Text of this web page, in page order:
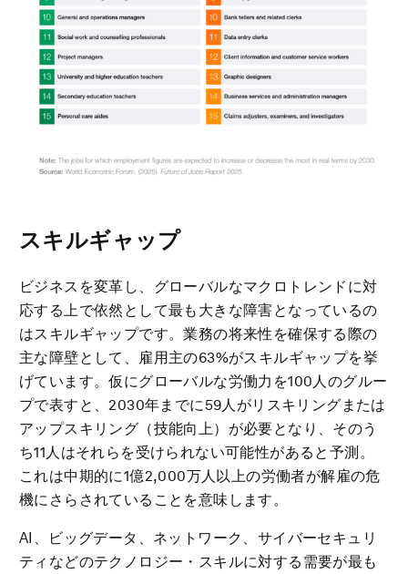
スキルギャップ
ビジネスを変革し、グローバルなマクロトレンドに対
応する上で依然として最も大きな障害となっているの
はスキルギャップです。業務の将来性を確保する際の
主な障壁として、雇用主の63%がスキルギャップを挙
げています。仮にグローバルな労働力を100人のグルー
プで表すと、2030年までに59人がリスキリングまたは
アップスキリング（技能向上）が必要となり、そのう
ち11人はそれらを受けられない可能性があると予測。
これは中期的に1億2,000万人以上の労働者が解雇の危
機にさらされていることを意味します。
AI、ビッグデータ、ネットワーク、サイバーセキュリ
ティなどのテクノロジー・スキルに対する需要が最も